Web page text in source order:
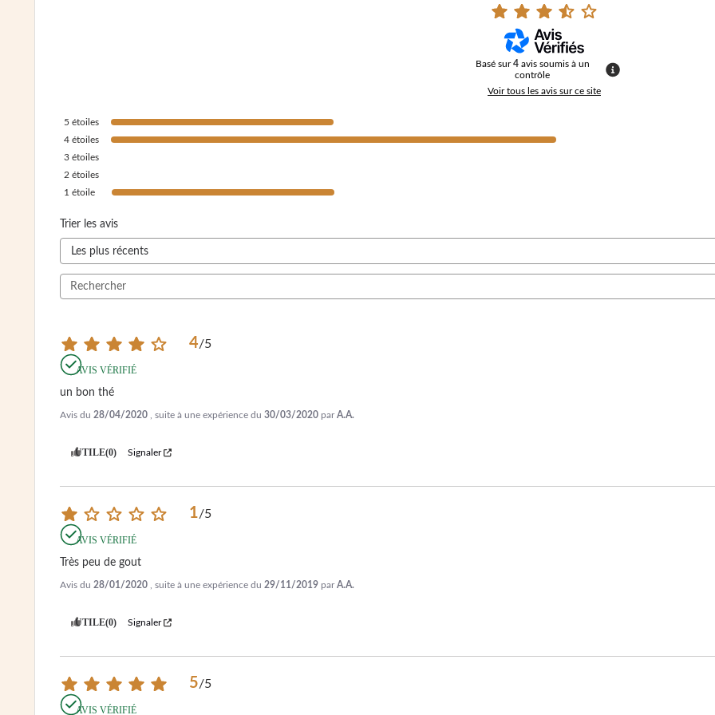
Basé sur4 avis soumis à un
contrôle
Voir tous les avis sur ce site
5 étoiles
4 étoiles
3 étoiles
2 étoiles
1 étoile
Trier les avis
4/5
AVIS VÉRIFIÉ
un bon thé
Avis du 28/04/2020 , suite à une expérience du 30/03/2020 parA.A.
UTILE(0) Signaler
1/5
AVIS VÉRIFIÉ
Très peu de gout
Avis du 28/01/2020 , suite à une expérience du 29/11/2019 parA.A.
UTILE(0) Signaler
5/5
AVIS VÉRIFIÉ